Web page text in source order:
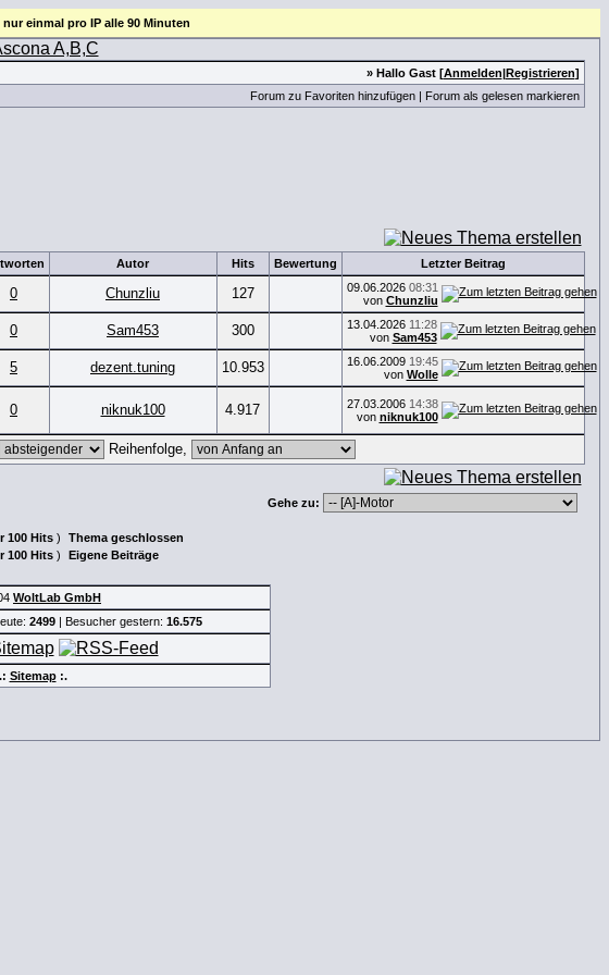
einmal pro IP alle 90 Minuten
» Hallo Gast [Anmelden Registrieren]
Forum zu Favoriten hinzufügen| Forum als gelesen markieren
Autor Hits Bewertung Letzter Beitrag
0 Chunzliu 127 09.06.2026 08:31
von Chunzliu
0 Sam453 300 13.04.2026 11:28
von Sam453
5 dezent.tuning 10.953 16.06.2009 19:45
von Wolle
0 niknuk100 4.917 27.03.2006 14:38
von niknuk100
Reihenfolge,
Gehe zu:
100 Hits)
Thema geschlossen
100 Hits) Eigene Beiträge
WoltLab GmbH
2499| Besucher gestern: 16.575
Sitemap:.